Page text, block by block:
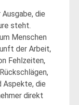
die
steht.
Menschen
der Arbeit,
Fehlzeiten,
Aspekte, die
direkt